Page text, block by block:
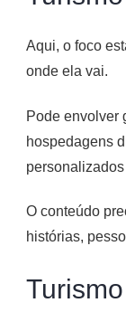
Aqui, o foco
onde ela vai.
Pode envolver
hospedagens
O conteúdo
histórias,